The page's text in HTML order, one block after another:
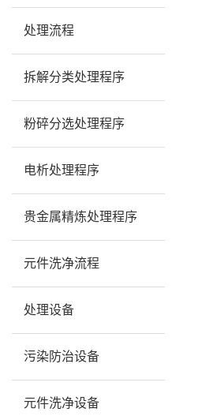
处理流程
拆解分类处理程序
粉碎分选处理程序
电析处理程序
贵金属精炼处理程序
元件洗净流程
处理设备
污染防治设备
元件洗净设备